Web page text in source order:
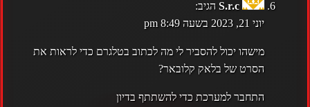
S.r.c הגיב:
יוני 21, 2023 בשעה 8:49 pm
מישהו יכול להסביר לי מה לכתוב בטלגרם כדי לראות את
הסרט של בלאק קלובאר?
התחבר למערכת כדי להשתתף בדיון